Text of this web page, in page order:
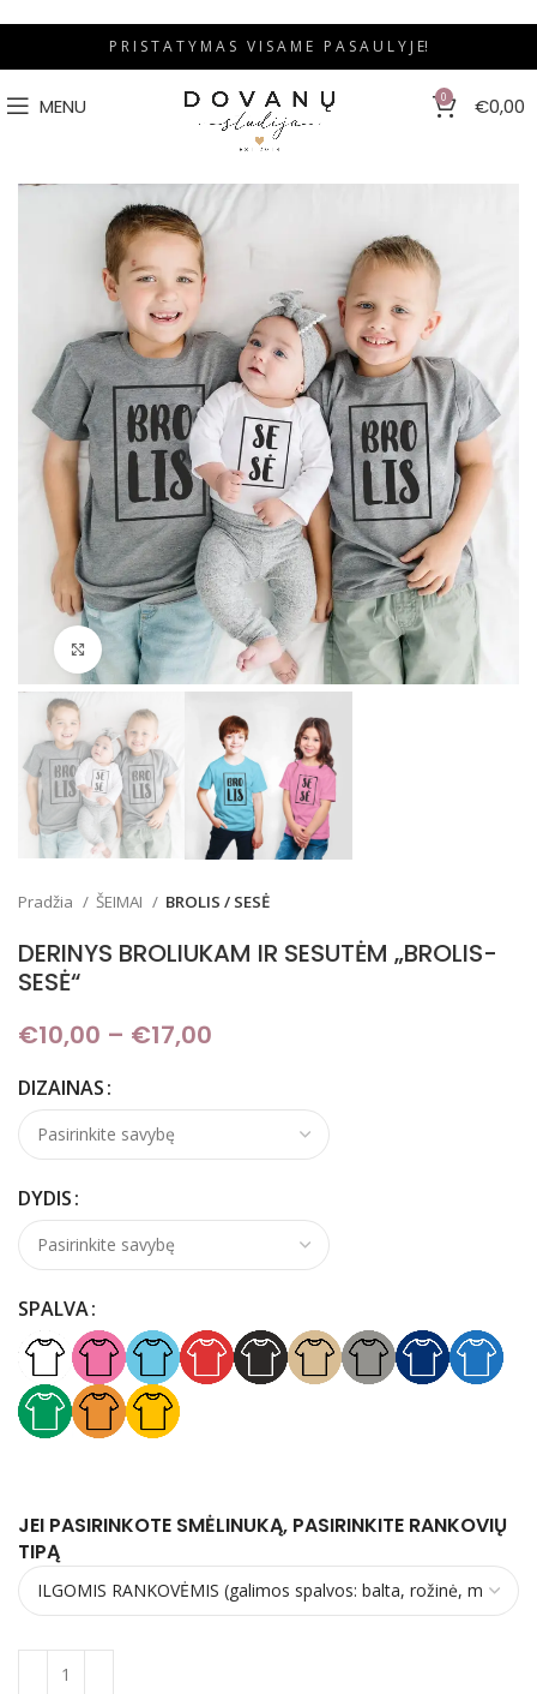
P R I S T A T Y M A S V I S A M E P A S A U L Y J E!
MENU 0 €0,00
Padidinti
Pradžia ŠEIMAI BROLIS / SESĖ
DERINYS BROLIUKAM IR SESUTĖM „BROLIS-
SESĖ“
€10,00 – €17,00
DIZAINAS
DYDIS
SPALVA
JEI PASIRINKOTE SMĖLINUKĄ, PASIRINKITE RANKOVIŲ
TIPĄ